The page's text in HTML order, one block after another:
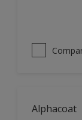
Alphacoat